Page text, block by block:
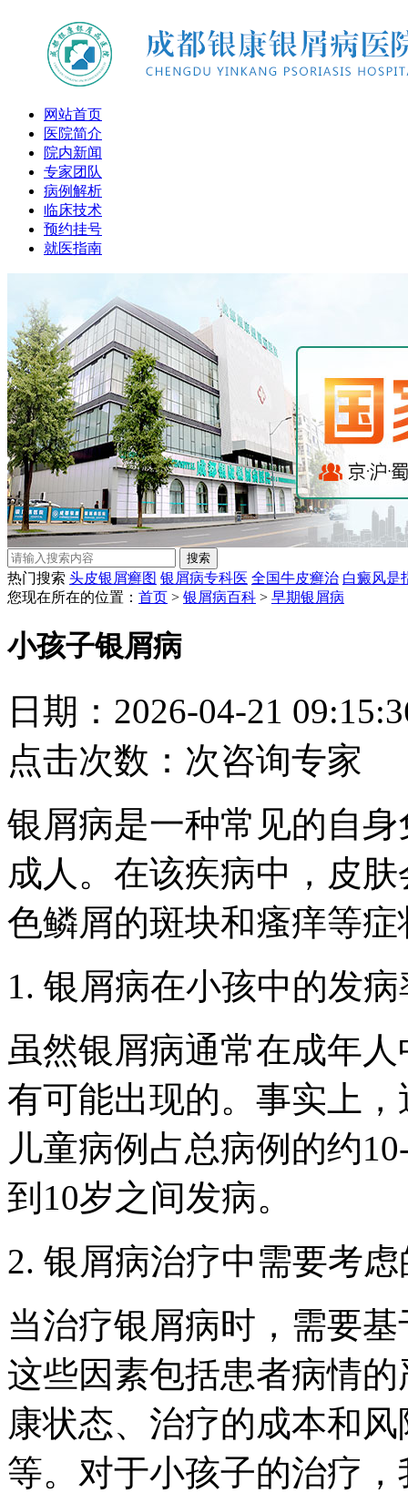
网站首页
医院简介
院内新闻
专家团队
病例解析
临床技术
预约挂号
就医指南
热门搜索 头皮银屑癣图 银屑病专科医 全国牛皮癣治 白癜风是
您现在所在的位置： 首页 > 银屑病百科 > 早期银屑病
小孩子银屑病
日期：2026-04-21
点击次数： 次咨询专家
银屑病是一种常见的自
成人。在该疾病中，皮
色鳞屑的斑块和瘙痒等症
1. 银屑病在小孩中的发病
虽然银屑病通常在成年
有可能出现的。事实上
儿童病例占总病例的约
到10岁之间发病。
2. 银屑病治疗中需要考
当治疗银屑病时，需要
这些因素包括患者病情
康状态、治疗的成本和
等。对于小孩子的治疗